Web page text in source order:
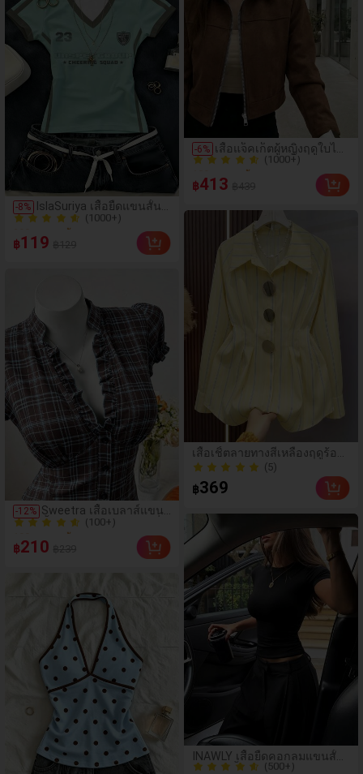
-8%
IslaSuriya เสื้อยืดแขนสั้น
เข้ารูปคอวีพิมพ์ลายตัวเลข
ลำลองสำหรับผู้หญิง
(1000+)
200+ ขายแล้ว
200+ ขายแล้ว
฿119
-12% Sweetra เสื้อเบลาส์แขน
สั้นเข้ารูปไซซ์ใหญ่ แฟชั่น
มินิมอลอเนกประสงค์ ลาย
จุด ดีไซน์เฉพาะตัว หรูหรา
(100+)
100+ ขายแล้ว
100+ ขายแล้ว
฿210
-6% เสื้อแจ็คเก็ตผู้หญิงฤดูใบไม้
ผลิ/ใบไม้ร่วง สีพื้น หนัง
เทียม สไตล์ปกคอเสื้อ ซิป
ขึ้น แขนยาว สไตล์ลำลอง
วิทยาลัย สนามบิน เสื้อนอก
สีน้ำตาล สไตล์สบายๆ ฤดู
ใบไม้ร่วง
(1000+)
100+ ขายแล้ว
100+ ขายแล้ว
฿413
เสื้อเชิ้ตลายทางสีเหลืองฤดูร้อน
เอวรัด สไตล์ลำลองสำหรับเดิน
ทางไปทำงาน ผ้าฝ้ายผสม
กระดุมหน้า เสื้ออเนกประสงค์
(5)
฿369
INAWLY เสื้อยืดคอกลมแขนสั้น
เข้ารูปสีพื้นสำหรับผู้หญิง ฤดู
(500+)
100+ ขายแล้ว